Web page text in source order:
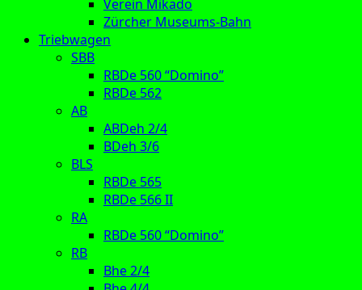
Verein Mikado
Zürcher Museums-Bahn
Triebwagen
SBB
RBDe 560 “Domino”
RBDe 562
AB
ABDeh 2/4
BDeh 3/6
BLS
RBDe 565
RBDe 566 II
RA
RBDe 560 “Domino”
RB
Bhe 2/4